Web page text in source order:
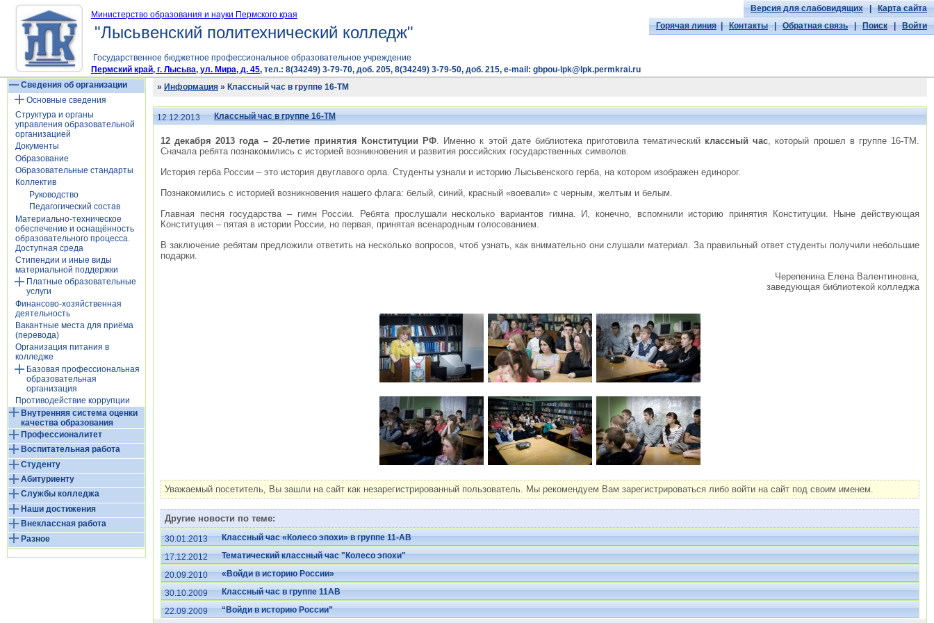
Министерство образования и науки Пермского края
"Лысьвенский политехнический колледж"
Версия для слабовидящих|Карта сайта
Горячая линия|Контакты|Обратная связь|Поиск|Войти
Государственное бюджетное профессиональное образовательное учреждение
Пермский край, г. Лысьва, ул. Мира, д. 45, тел.: 8(34249) 3-79-70, доб. 205, 8(34249) 3-79-50, доб. 215, e-mail: gbpou-lpk@lpk.permkrai.ru
Сведения об организации
Основные сведения
Структура и органы
управления образовательной
организацией
Документы
Образование
Образовательные стандарты
Коллектив
Руководство
Педагогический состав
Материально-техническое
обеспечение и оснащённость
образовательного процесса.
Доступная среда
Стипендии и иные виды
материальной поддержки
Платные образовательные
услуги
Финансово-хозяйственная
деятельность
Вакантные места для приёма
(перевода)
Организация питания в
колледже
Базовая профессиональная
образовательная
организация
Противодействие коррупции
Внутренняя система оценки
качества образования
Профессионалитет
Воспитательная работа
Студенту
Абитуриенту
Службы колледжа
Наши достижения
Внеклассная работа
Разное
» Информация » Классный час в группе 16-ТМ
12.12.2013 Классный час в группе 16-ТМ
12 декабря 2013 года – 20-летие принятия Конституции РФ. Именно к этой дате библиотека приготовила тематический классный час, который прошел в группе 16-ТМ.
Сначала ребята познакомились с историей возникновения и развития российских государственных символов.
История герба России – это история двуглавого орла. Студенты узнали и историю Лысьвенского герба, на котором изображен единорог.
Познакомились с историей возникновения нашего флага: белый, синий, красный «воевали» с черным, желтым и белым.
Главная песня государства – гимн России. Ребята прослушали несколько вариантов гимна. И, конечно, вспомнили историю принятия Конституции. Ныне действующая
Конституция – пятая в истории России, но первая, принятая всенародным голосованием.
В заключение ребятам предложили ответить на несколько вопросов, чтоб узнать, как внимательно они слушали материал. За правильный ответ студенты получили небольшие
подарки.
Черепенина Елена Валентиновна,
заведующая библиотекой колледжа
Уважаемый посетитель, Вы зашли на сайт как незарегистрированный пользователь. Мы рекомендуем Вам зарегистрироваться либо войти на сайт под своим именем.
Другие новости по теме:
30.01.2013
Классный час «Колесо эпохи» в группе 11-АВ
17.12.2012
Тематический классный час "Колесо эпохи"
20.09.2010
«Войди в историю России»
30.10.2009
Классный час в группе 11АВ
22.09.2009
“Войди в историю России”